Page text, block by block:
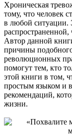
Хроническая
тому, что человек
в любой ситуации.
Автор данной
причины
революционных
помогут тем, кто
этой книги в том,
простым языком и
рекомендаций,
жизни.